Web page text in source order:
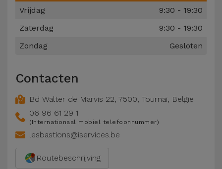
iPad en
Tablet
alles
Vrijdag
9:30 - 19:30
Zaterdag
9:30 - 19:30
Zondag
Gesloten
Contacten
Bd Walter de Marvis 22, 7500, Tournai, België
06 96 61 29 1
(Internationaal mobiel telefoonnummer)
lesbastions@iservices.be
Routebeschrijving